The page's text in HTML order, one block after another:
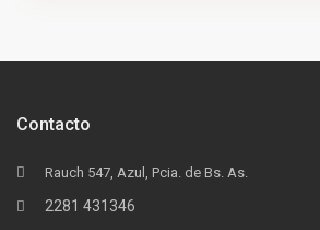
Contacto
Rauch 547, Azul, Pcia. de Bs. As.
2281 431346